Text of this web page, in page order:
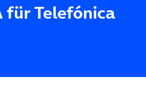
für Telefónica